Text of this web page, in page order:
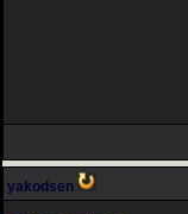
yakodsen